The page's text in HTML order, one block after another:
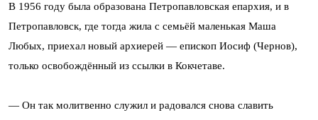
В 1956 году была образована Петропавловская епархия, и в
Петропавловск, где тогда жила с семьёй маленькая Маша
Любых, приехал новый архиерей — епископ Иосиф (Чернов),
только освобождённый из ссылки в Кокчетаве.
— Он так молитвенно служил и радовался снова славить